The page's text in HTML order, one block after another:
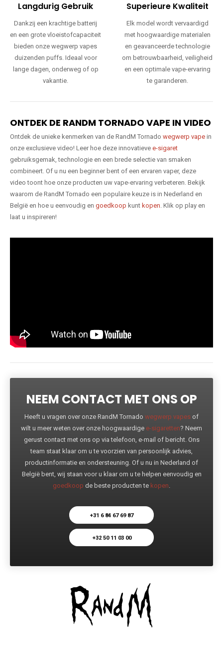
Langdurig Gebruik
Dankzij een krachtige batterij
en een grote vloeistofcapaciteit
bieden onze wegwerp vapes
duizenden puffs. Ideaal voor
lange dagen, onderweg of op
vakantie.
Superieure Kwaliteit
Elk model wordt vervaardigd
met hoogwaardige materialen
en geavanceerde technologie
om betrouwbaarheid, veiligheid
en een optimale vape-ervaring
te garanderen.
ONTDEK DE RANDM TORNADO VAPE IN VIDEO
Ontdek de unieke kenmerken van de RandM Tornado wegwerp vape in
onze exclusieve video! Leer hoe deze innovatieve e-sigaret
gebruiksgemak, technologie en een brede selectie van smaken
combineert. Of u nu een beginner bent of een ervaren vaper, deze
video toont hoe onze producten uw vape-ervaring verbeteren. Bekijk
waarom de RandM Tornado een populaire keuze is in Nederland en
België en hoe u eenvoudig en goedkoop kunt kopen. Klik op play en
laat u inspireren!
NEEM CONTACT MET ONS OP
Heeft u vragen over onze RandM Tornado wegwerp vapes of
wilt u meer weten over onze hoogwaardige e-sigaretten? Neem
gerust contact met ons op via telefoon, e-mail of bericht. Ons
team staat klaar om u te voorzien van persoonlijk advies,
productinformatie en ondersteuning. Of u nu in Nederland of
België bent, wij staan voor u klaar om u te helpen eenvoudig en
goedkoop de beste producten te kopen.
+31 6 84 67 69 87
+32 50 11 03 00